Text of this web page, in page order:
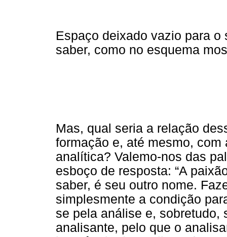
Espaço deixado vazio para o
saber, como no esquema
Mas, qual seria a relação
formação e, até mesmo,
analítica? Valemo-nos das
esboço de resposta: “A
saber, é seu outro nome.
simplesmente a condição
se pela análise e, sobretudo,
analisante, pelo que o